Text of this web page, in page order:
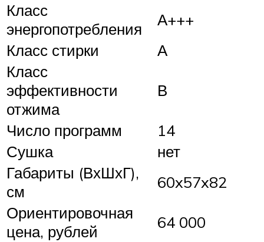
Класс
энергопотребления
А+++
Класс стирки
А
Класс
эффективности
отжима
В
Число программ
14
Сушка
нет
Габариты (ВхШхГ),
см
60x57x82
Ориентировочная
цена, рублей
64 000